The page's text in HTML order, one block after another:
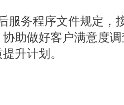
服务程序文件规定，
助做好客户满意度
升计划。